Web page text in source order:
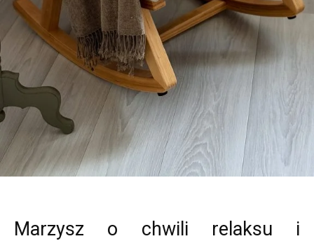
Marzysz o chwili relaksu i